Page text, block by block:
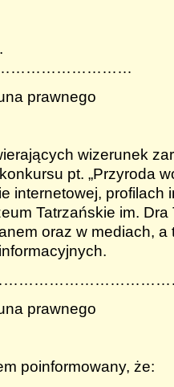
prawnego
wizerunek
pt. „Przyroda
internetowej, profilach
Tatrzańskie im. Dra
oraz w mediach, a
prawnego
poinformowany, że: